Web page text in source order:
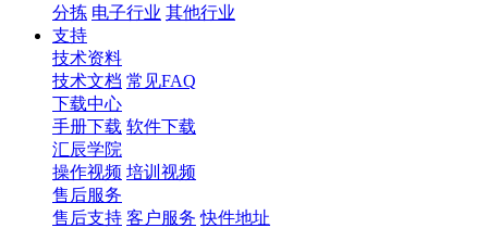
分拣 电子行业 其他行业
支持
技术资料
技术文档 常见FAQ
下载中心
手册下载 软件下载
汇辰学院
操作视频 培训视频
售后服务
售后支持 客户服务 快件地址